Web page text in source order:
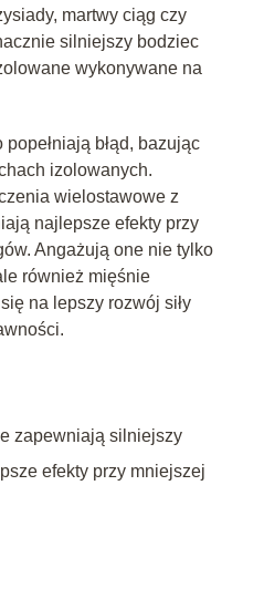
martwy ciąg czy
silniejszy bodziec
wykonywane na
błąd, bazując
izolowanych.
wielostawowe z
najlepsze efekty przy
Angażują one nie tylko
również mięśnie
na lepszy rozwój siły
zapewniają silniejszy
efekty przy mniejszej